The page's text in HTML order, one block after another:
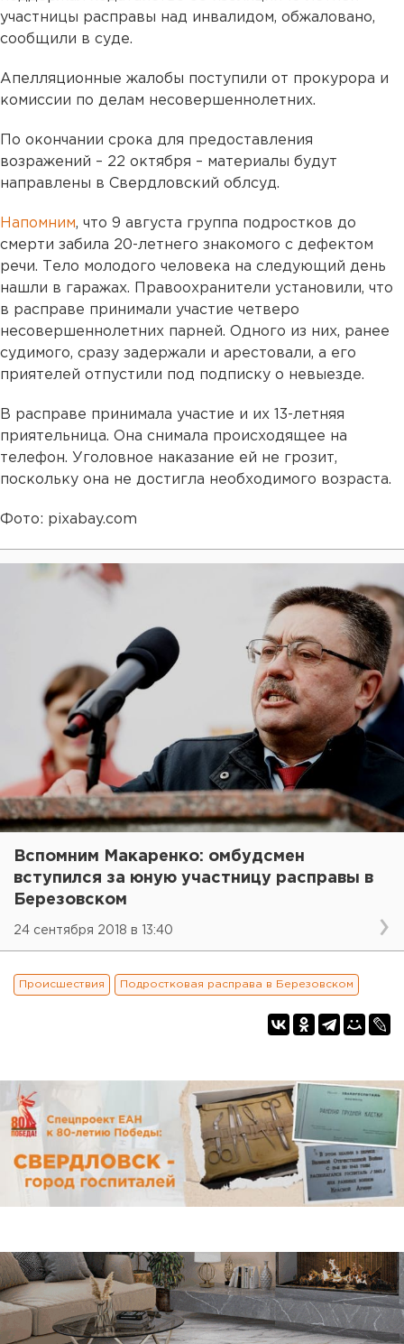
участницы расправы над инвалидом, обжаловано,
сообщили в суде.
Апелляционные жалобы поступили от прокурора и
комиссии по делам несовершеннолетних.
По окончании срока для предоставления
возражений – 22 октября – материалы будут
направлены в Свердловский облсуд.
Напомним, что 9 августа группа подростков до
смерти забила 20-летнего знакомого с дефектом
речи. Тело молодого человека на следующий день
нашли в гаражах. Правоохранители установили, что
в расправе принимали участие четверо
несовершеннолетних парней. Одного из них, ранее
судимого, сразу задержали и арестовали, а его
приятелей отпустили под подписку о невыезде.
В расправе принимала участие и их 13-летняя
приятельница. Она снимала происходящее на
телефон. Уголовное наказание ей не грозит,
поскольку она не достигла необходимого возраста.
Фото: pixabay.com
Вспомним Макаренко: омбудсмен
вступился за юную участницу расправы в
Березовском
24 сентября 2018 в 13:40
Происшествия Подростковая расправа в Березовском